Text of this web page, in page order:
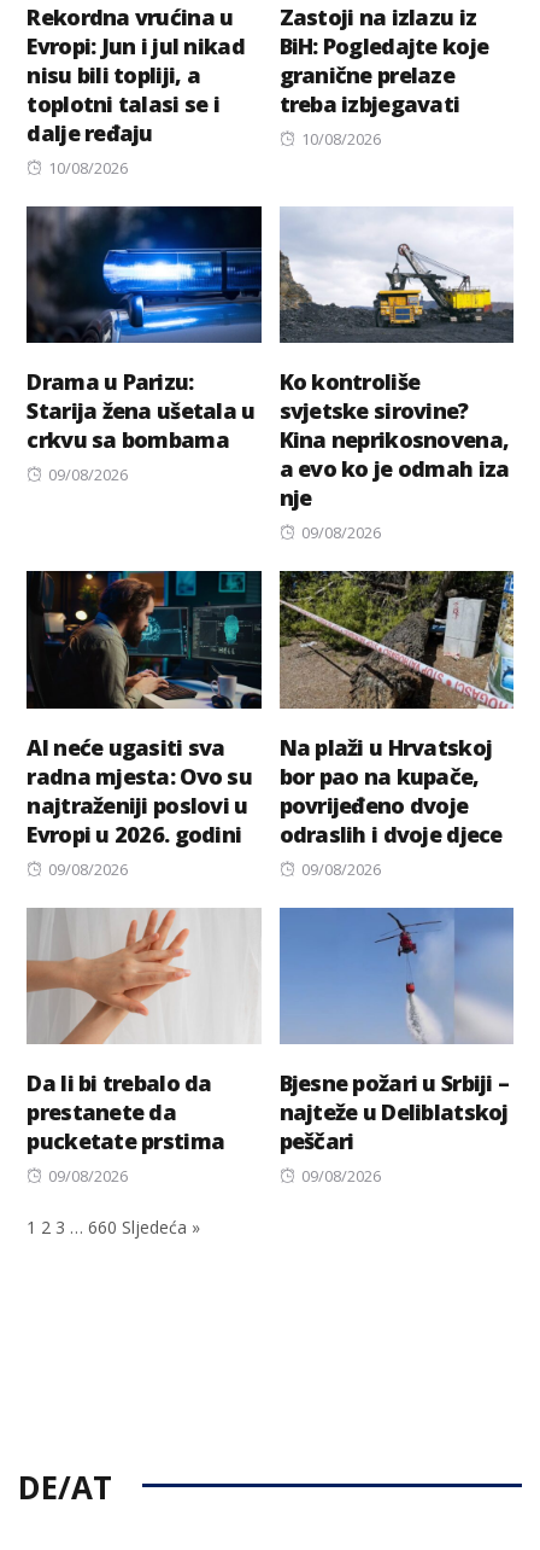
Rekordna vrućina u
Evropi: Jun i jul nikad
nisu bili topliji, a
toplotni talasi se i
dalje ređaju
Posted
10/08/2026
Zastoji na izlazu iz
BiH: Pogledajte koje
granične prelaze
treba izbjegavati
Posted
10/08/2026
Drama u Parizu:
Starija žena ušetala u
crkvu sa bombama
Posted
09/08/2026
Ko kontroliše
svjetske sirovine?
Kina neprikosnovena,
a evo ko je odmah iza
nje
Posted
09/08/2026
AI neće ugasiti sva
radna mjesta: Ovo su
najtraženiji poslovi u
Evropi u 2026. godini
Posted
09/08/2026
Na plaži u Hrvatskoj
bor pao na kupače,
povrijeđeno dvoje
odraslih i dvoje djece
Posted
09/08/2026
Da li bi trebalo da
prestanete da
pucketate prstima
Posted
09/08/2026
Bjesne požari u Srbiji –
najteže u Deliblatskoj
peščari
Posted
09/08/2026
1 2 3 … 660 Sljedeća »
DE/AT